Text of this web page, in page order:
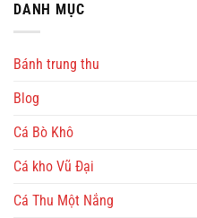
DANH MỤC
Bánh trung thu
Blog
Cá Bò Khô
Cá kho Vũ Đại
Cá Thu Một Nắng